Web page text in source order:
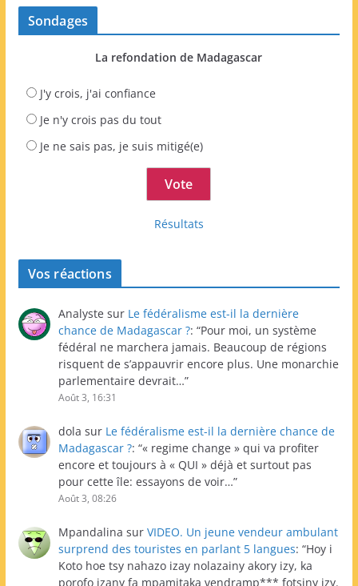
Sondages
La refondation de Madagascar
J'y crois, j'ai confiance
Je n'y crois pas du tout
Je ne sais pas, je suis mitigé(e)
Résultats
Vos réactions
Analyste sur Le fédéralisme est-il la dernière
chance de Madagascar ?: “Pour moi, un système
fédéral ne marchera jamais. Beaucoup de régions
risquent de s’appauvrir encore plus. Une monarchie
parlementaire devrait…”
Août 3, 16:31
dola sur Le fédéralisme est-il la dernière chance de
Madagascar ?: “« regime change » qui va profiter
encore et toujours à « QUI » déjà et surtout pas
pour cette île: essayons de voir…”
Août 3, 08:26
Mpandalina sur VIDEO. Un jeune vendeur ambulant
surprend des touristes en parlant 5 langues: “Hoy i
Koto hoe tsy nahazo izay nolazainy akory izy, ka
porofo izany fa mpamitaka vendramp*** fotsiny izy.